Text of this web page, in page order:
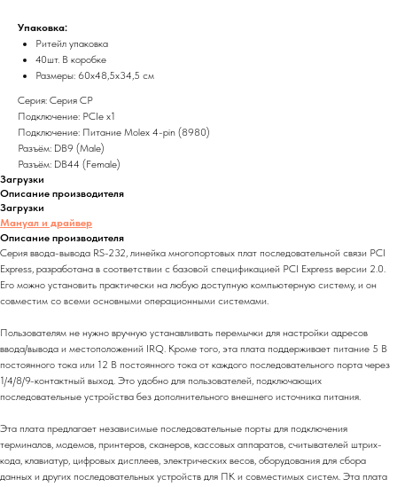
Упаковка:
Ритейл упаковка
40шт. В коробке
Размеры: 60x48,5x34,5 см
Серия: Серия CP
Подключение: PCIe x1
Подключение: Питание Molex 4-pin (8980)
Разъём: DB9 (Male)
Разъём: DB44 (Female)
Загрузки
Описание производителя
Загрузки
Мануал и драйвер
Описание производителя
Серия ввода-вывода RS-232, линейка многопортовых плат последовательной связи PCI
Express, разработана в соответствии с базовой спецификацией PCI Express версии 2.0.
Его можно установить практически на любую доступную компьютерную систему, и он
совместим со всеми основными операционными системами.
Пользователям не нужно вручную устанавливать перемычки для настройки адресов
ввода/вывода и местоположений IRQ. Кроме того, эта плата поддерживает питание 5 В
постоянного тока или 12 В постоянного тока от каждого последовательного порта через
1/4/8/9-контактный выход. Это удобно для пользователей, подключающих
последовательные устройства без дополнительного внешнего источника питания.
Эта плата предлагает независимые последовательные порты для подключения
терминалов, модемов, принтеров, сканеров, кассовых аппаратов, считывателей штрих-
кода, клавиатур, цифровых дисплеев, электрических весов, оборудования для сбора
данных и других последовательных устройств для ПК и совместимых систем. Эта плата